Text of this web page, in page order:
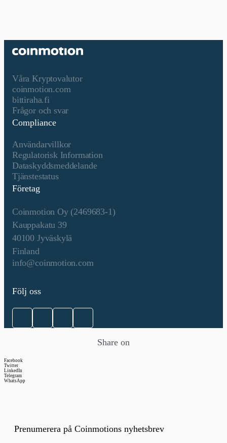
Våra Kryptovalutor
coinmotion.com
bittiraha.fi
Frågor och svar
Compliance
Användarvillkor
Regulatorisk Information
Dataskyddsmeddelande
Tjänstestatus
Företag
Coinmotion Oy (2469683-1)
Kauppakatu 39
40100 Jyväskylä
Finland
info@coinmotion.com
Följ oss
Share on
Facebook
Twitter
LinkedIn
Telegram
WhatsApp
Prenumerera på Coinmotions nyhetsbrev